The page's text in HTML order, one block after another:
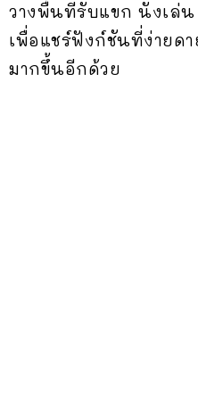
วางพื้นที่รับแขก นั่งเล่
เพื่อแชร์ฟังก์ชันที่ง่ายด
มากขึ้นอีกด้วย